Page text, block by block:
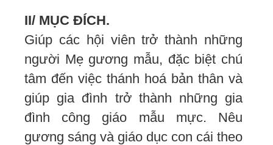
II/ MỤC ĐÍCH.
Giúp các hội viên trở thành những
người Mẹ gương mẫu, đặc biệt chú
tâm đến việc thánh hoá bản thân và
giúp gia đình trở thành những gia
đình công giáo mẫu mực. Nêu
gương sáng và giáo dục con cái theo